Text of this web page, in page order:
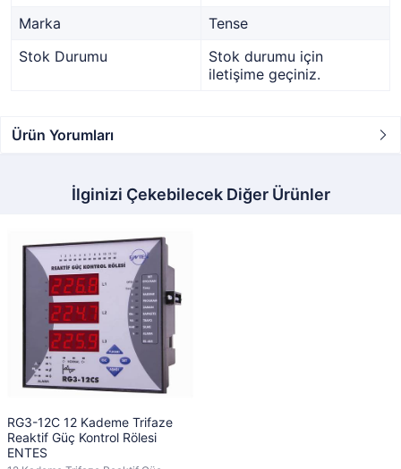
Marka
Tense
Stok Durumu
Stok durumu için
iletişime geçiniz.
Ürün Yorumları
İlginizi Çekebilecek Diğer Ürünler
RG3-12C 12 Kademe Trifaze
Reaktif Güç Kontrol Rölesi
ENTES